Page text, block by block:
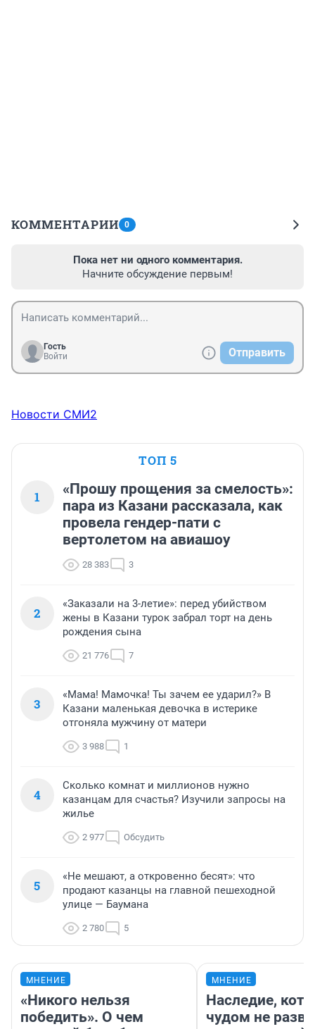
КОММЕНТАРИИ 0
Пока нет ни одного комментария.
Начните обсуждение первым!
Гость
Войти
Отправить
Новости СМИ2
ТОП 5
1
«Прошу прощения за смелость»:
пара из Казани рассказала, как
провела гендер-пати с
вертолетом на авиашоу
28 383 3
2
«Заказали на 3-летие»: перед убийством
жены в Казани турок забрал торт на день
рождения сына
21 776 7
3
«Мама! Мамочка! Ты зачем ее ударил?» В
Казани маленькая девочка в истерике
отгоняла мужчину от матери
3 988 1
4
Сколько комнат и миллионов нужно
казанцам для счастья? Изучили запросы на
жилье
2 977 Обсудить
5
«Не мешают, а откровенно бесят»: что
продают казанцы на главной пешеходной
улице — Баумана
2 780 5
МНЕНИЕ
«Никого нельзя
победить». О чем
МНЕНИЕ
Наследие,
чудом не